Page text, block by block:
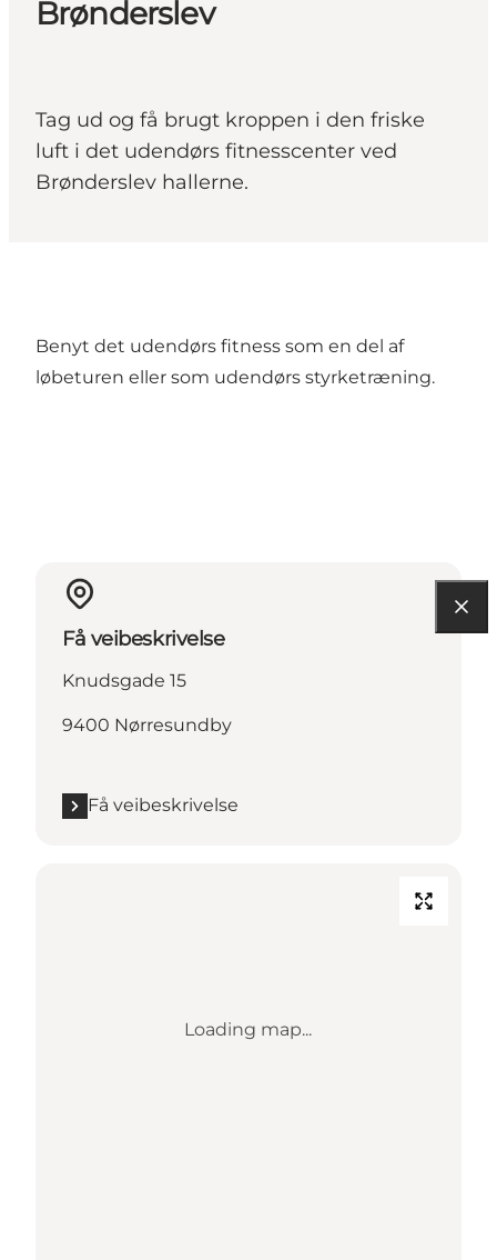
Brønderslev
Tag ud og få brugt kroppen i den friske
luft i det udendørs fitnesscenter ved
Brønderslev hallerne.
Benyt det udendørs fitness som en del af
løbeturen eller som udendørs styrketræning.
Få veibeskrivelse
Knudsgade 15
9400 Nørresundby
Få veibeskrivelse
Loading map...